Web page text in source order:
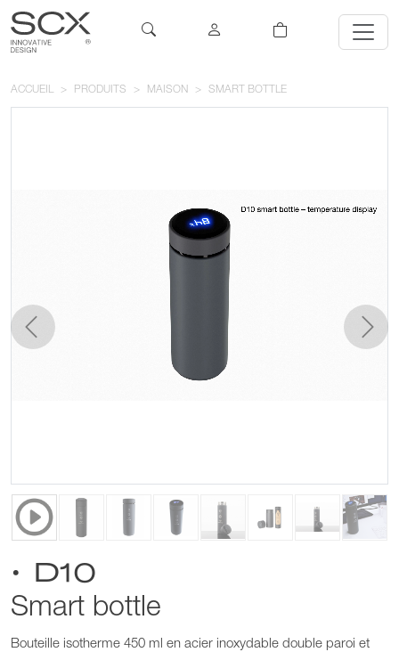
ACCUEIL PRODUITS MAISON SMART BOTTLE
précédent
• D10
Smart bottle
Bouteille isotherme 450 ml en acier inoxydable double paroi et